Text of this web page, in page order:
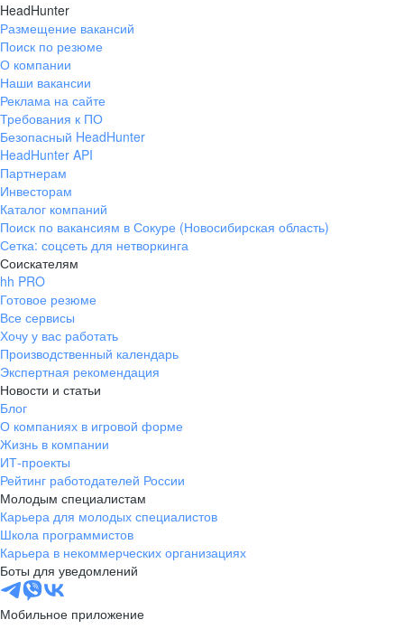
HeadHunter
Размещение вакансий
Поиск по резюме
О компании
Наши вакансии
Реклама на сайте
Требования к ПО
Безопасный HeadHunter
HeadHunter API
Партнерам
Инвесторам
Каталог компаний
Поиск по вакансиям в Сокуре (Новосибирская область)
Сетка: соцсеть для нетворкинга
Соискателям
hh PRO
Готовое резюме
Все сервисы
Хочу у вас работать
Производственный календарь
Экспертная рекомендация
Новости и статьи
Блог
О компаниях в игровой форме
Жизнь в компании
ИТ-проекты
Рейтинг работодателей России
Молодым специалистам
Карьера для молодых специалистов
Школа программистов
Карьера в некоммерческих организациях
Боты для уведомлений
Мобильное приложение